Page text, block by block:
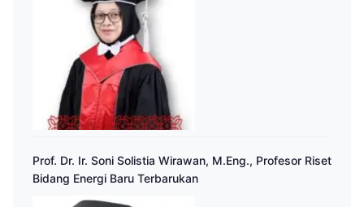
Prof. Dr. Ir. Soni Solistia Wirawan, M.Eng., Profesor Riset
Bidang Energi Baru Terbarukan